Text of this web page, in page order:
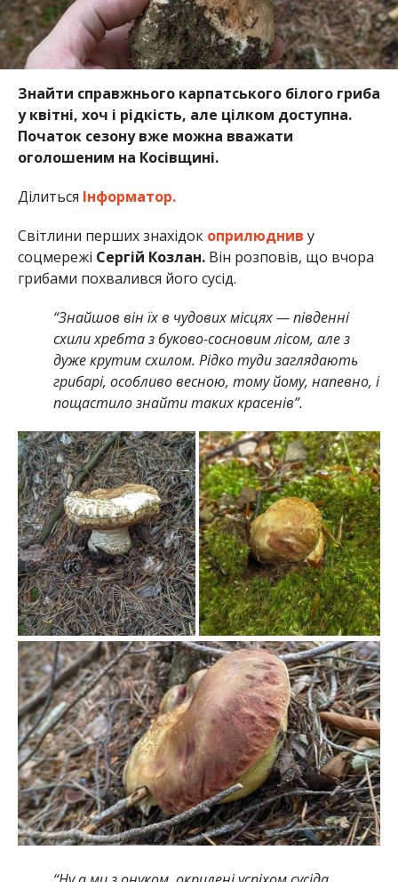
Знайти справжнього карпатського білого гриба
у квітні, хоч і рідкість, але цілком доступна.
Початок сезону вже можна вважати
оголошеним на Косівщині.
Ділиться Інформатор.
Світлини перших знахідок оприлюднив у
соцмережі Сергій Козлан.Він розповів, що вчора
грибами похвалився його сусід.
“Знайшов він їх в чудових місцях — південні
схили хребта з буково-сосновим лісом, але з
дуже крутим схилом. Рідко туди заглядають
грибарі, особливо весною, тому йому, напевно, і
пощастило знайти таких красенів”.